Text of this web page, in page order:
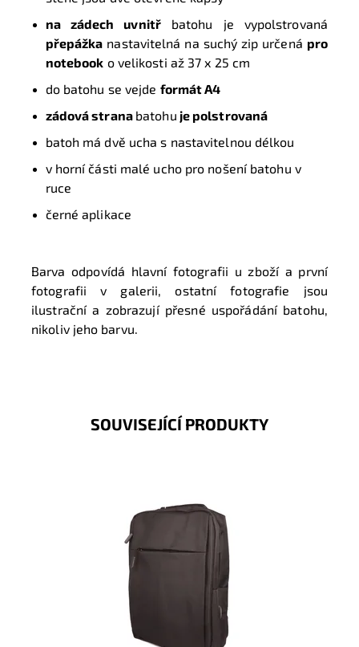
na zádech uvnitřbatohu je vypolstrovaná
přepážka nastavitelná na suchý zip určená pro
notebook o velikosti až37 x 25 cm
do batohu se vejde formát A4
zádová strana batohu je polstrovaná
batoh má dvě ucha s nastavitelnou délkou
v horní části malé ucho pro nošení batohu v
ruce
černé aplikace
Barva odpovídá hlavní fotografii u zboží a první
fotografii v galerii, ostatní fotografie jsou
ilustrační a zobrazují přesné uspořádání batohu,
nikoliv jeho barvu.
SOUVISEJÍCÍ PRODUKTY
Černý unisex batoh Minissimi s USB portem, na formát
A4 a sekcí na notebook.
Skladem
19877
Minissimi
2 roky